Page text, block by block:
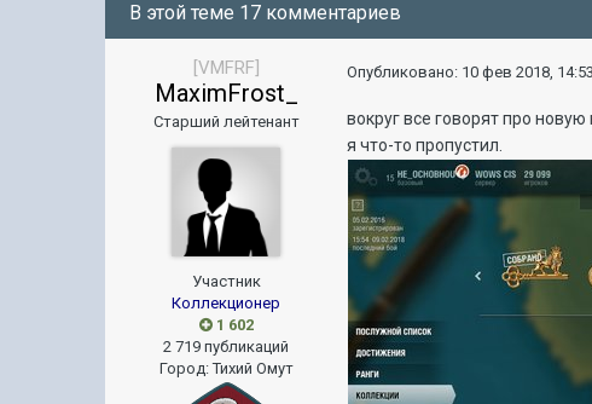
В этой теме 17 комментариев
[VMFRF]
MaximFrost_
Старший лейтенант
Участник
Коллекционер
1 602
2 719 публикаций
Город:Тихий Омут
Опубликовано: 10 фев 2018,
вокруг все говорят про
я что-то пропустил.